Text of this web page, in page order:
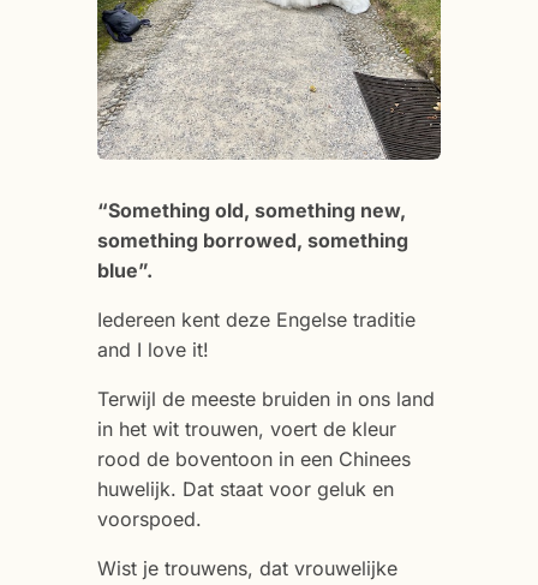
“Something old, something new,
something borrowed, something
blue”.
Iedereen kent deze Engelse traditie
and I love it!
Terwijl de meeste bruiden in ons land
in het wit trouwen, voert de kleur
rood de boventoon in een Chinees
huwelijk. Dat staat voor geluk en
voorspoed.
Wist je trouwens, dat vrouwelijke